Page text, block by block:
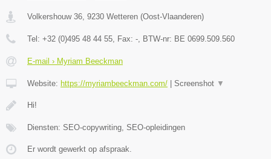
Volkershouw 36, 9230 Wetteren (Oost-Vlaanderen)
Tel: +32 (0)495 48 44 55, Fax: -, BTW-nr: BE 0699.509.560
E-mail › Myriam Beeckman
Website: https://myriambeeckman.com/ Screenshot ▼
Hi!
Diensten: SEO-copywriting, SEO-opleidingen
Er wordt gewerkt op afspraak.